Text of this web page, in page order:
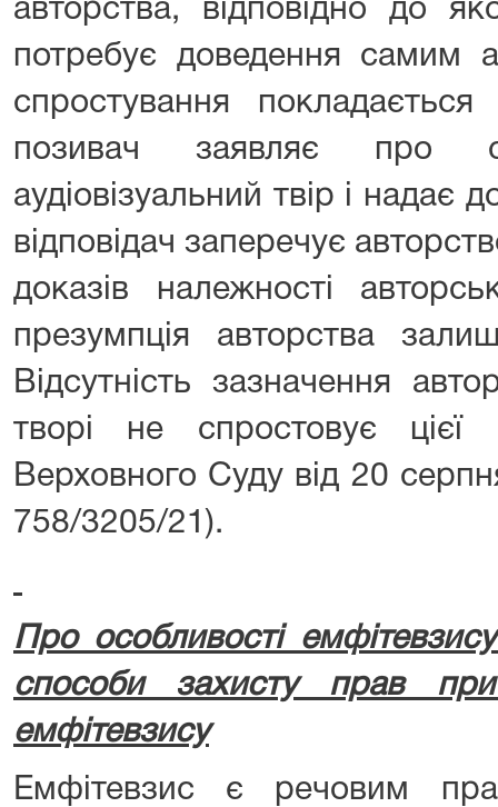
авторства, відповідно до
потребує доведення самим
спростування
позивач заявляє про
аудіовізуальний твір і надає
відповідач заперечує
доказів належності
презумпція авторства
Відсутність зазначення
творі не спростовує цієї
Верховного Суду від 20
758/3205/21).
Про особливості
способи захисту прав
емфітевзису
Емфітевзис є речовим